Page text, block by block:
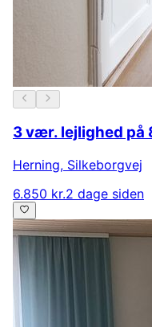
3 vær. lejlighed på
Herning, Silkeborgvej
6.850 kr.2 dage siden